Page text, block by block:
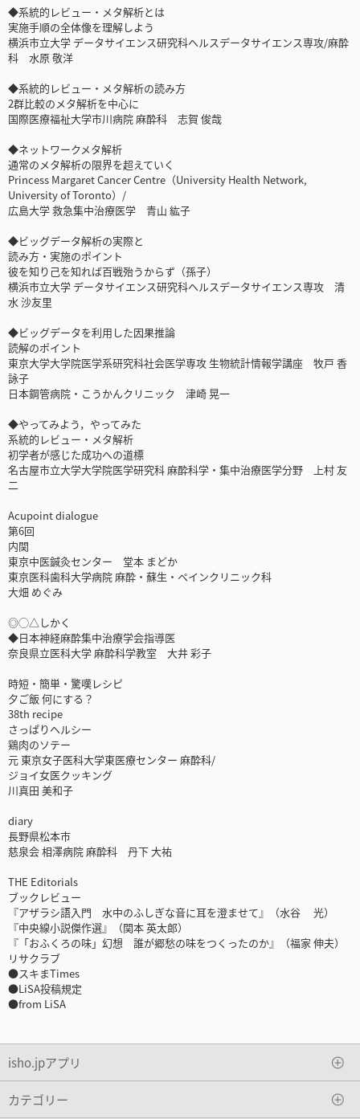
◆系統的レビュー・メタ解析とは
実施手順の全体像を理解しよう
横浜市立大学 データサイエンス研究科ヘルスデータサイエンス専攻/麻酔
科 水原 敬洋
◆系統的レビュー・メタ解析の読み方
2群比較のメタ解析を中心に
国際医療福祉大学市川病院 麻酔科 志賀 俊哉
◆ネットワークメタ解析
通常のメタ解析の限界を超えていく
Princess Margaret Cancer Centre（University Health Network,
University of Toronto）/
広島大学 救急集中治療医学 青山 紘子
◆ビッグデータ解析の実際と
読み方・実施のポイント
彼を知り己を知れば百戦殆うからず（孫子）
横浜市立大学 データサイエンス研究科ヘルスデータサイエンス専攻 清
水 沙友里
◆ビッグデータを利用した因果推論
読解のポイント
東京大学大学院医学系研究科社会医学専攻 生物統計情報学講座 牧戸 香
詠子
日本鋼管病院・こうかんクリニック 津崎 晃一
◆やってみよう，やってみた
系統的レビュー・メタ解析
初学者が感じた成功への道標
名古屋市立大学大学院医学研究科 麻酔科学・集中治療医学分野 上村 友
二
Acupoint dialogue
第6回
内関
東京中医鍼灸センター 堂本 まどか
東京医科歯科大学病院 麻酔・蘇生・ペインクリニック科
大畑 めぐみ
◎◯△しかく
◆日本神経麻酔集中治療学会指導医
奈良県立医科大学 麻酔科学教室 大井 彩子
時短・簡単・驚嘆レシピ
夕ご飯 何にする？
38th recipe
さっぱりヘルシー
鶏肉のソテー
元 東京女子医科大学東医療センター 麻酔科/
ジョイ女医クッキング
川真田 美和子
diary
長野県松本市
慈泉会 相澤病院 麻酔科 丹下 大祐
THE Editorials
ブックレビュー
『アザラシ語入門 水中のふしぎな音に耳を澄ませて』（水谷 光）
『中央線小説傑作選』（関本 英太郎）
『「おふくろの味」幻想 誰が郷愁の味をつくったのか』（福家 伸夫）
リサクラブ
●スキまTimes
●LiSA投稿規定
●from LiSA
isho.jpアプリ
カテゴリー